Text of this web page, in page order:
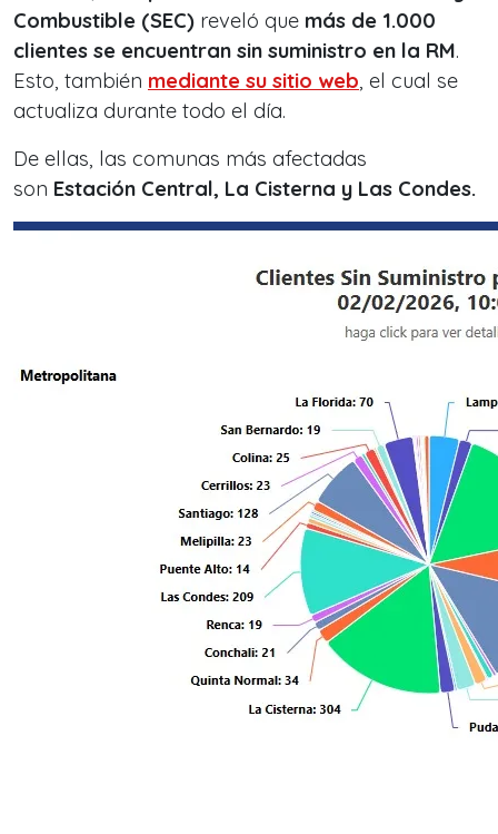
Combustible (SEC) reveló que más de 1.000
clientes se encuentran sin suministro en la RM.
Esto, también mediante su sitio web, el cual se
actualiza durante todo el día.
De ellas, las comunas más afectadas
son Estación Central, La Cisterna y Las Condes.